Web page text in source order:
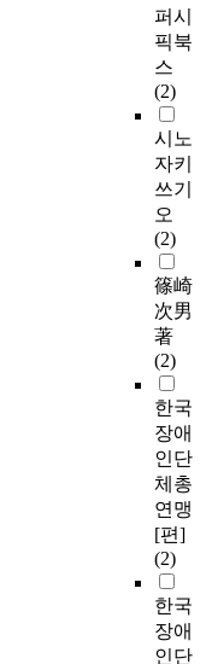
퍼시
픽북
스
(2)
시노
자키
쓰기
오
(2)
篠崎
次男
著
(2)
한국
장애
인단
체총
연맹
[편]
(2)
한국
장애
인단